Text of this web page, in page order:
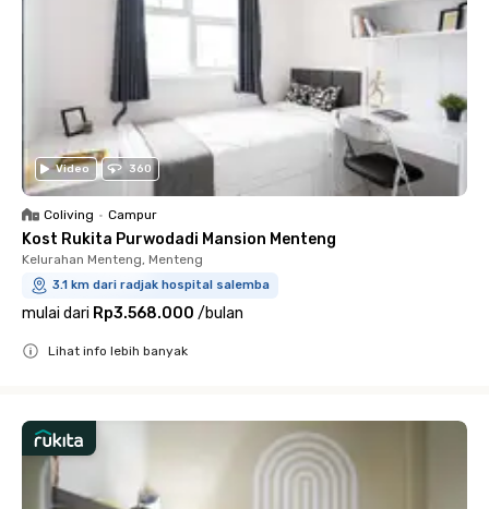
Video 360
Coliving • Campur
Kost Rukita Purwodadi Mansion Menteng
Kelurahan Menteng, Menteng
3.1 km dari radjak hospital salemba
mulai dari Rp3.568.000 /bulan
Lihat info lebih banyak